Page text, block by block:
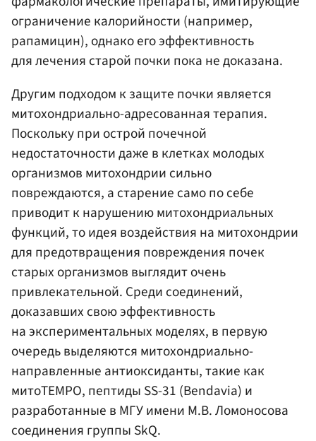
ограничение калорийности (например,
рапамицин), однако его эффективность
для лечения старой почки пока не доказана.
Другим подходом к защите почки является
митохондриально-адресованная терапия.
Поскольку при острой почечной
недостаточности даже в клетках молодых
организмов митохондрии сильно
повреждаются, а старение само по себе
приводит к нарушению митохондриальных
функций, то идея воздействия на митохондрии
для предотвращения повреждения почек
старых организмов выглядит очень
привлекательной. Среди соединений,
доказавших свою эффективность
на экспериментальных моделях, в первую
очередь выделяются митохондриально-
направленные антиоксиданты, такие как
митоTEMPO, пептиды SS-31 (Bendavia) и
разработанные в МГУ имени М.В. Ломоносова
соединения группы SkQ.